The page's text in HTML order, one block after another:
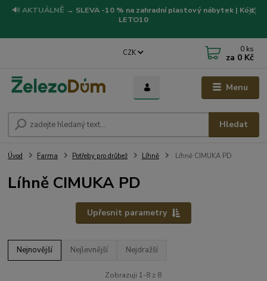
🔊 AKTUÁLNĚ → SLEVA -10 % na zahradní plastový nábytek | Kód:
LETO10
Menu
CZK
Hledat
0 ks
za 0 Kč
Úvod Farma Potřeby pro drůbež Líhně Líhně CIMUKA PD
Líhně CIMUKA PD
Upřesnit parametry
Nejnovější Nejlevnější Nejdražší
Zobrazuji 1-8 z 8